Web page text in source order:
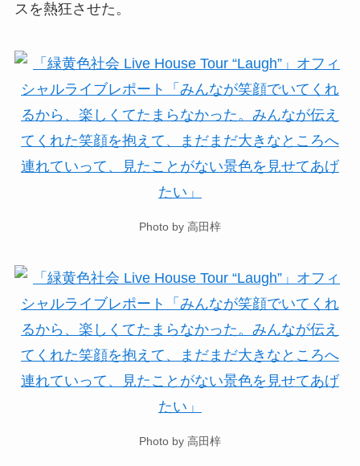
スを熱狂させた。
Photo by 高田梓
Photo by 高田梓